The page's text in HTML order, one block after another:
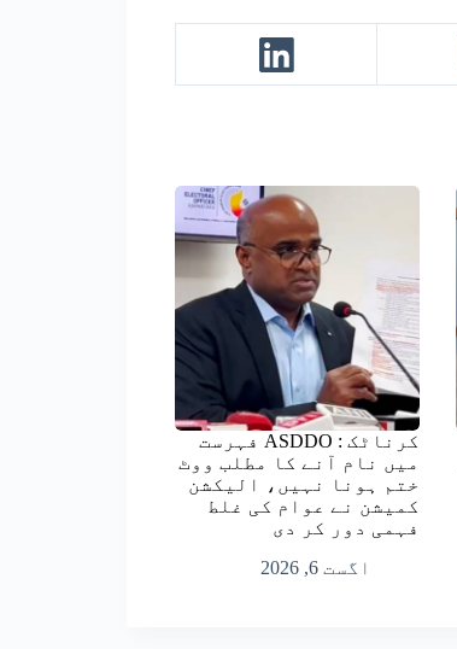
کرناٹک : ASDDO فہرست
میں نام آنے کا مطلب ووٹ
ختم ہونا نہیں، الیکشن
کمیشن نے عوام کی غلط
فہمی دور کر دی
اگست 6, 2026